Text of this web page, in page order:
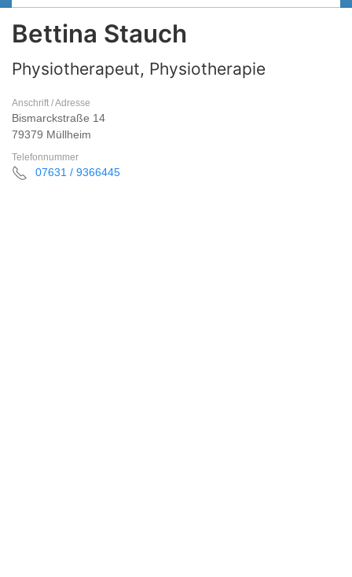
Bettina Stauch
Physiotherapeut, Physiotherapie
Anschrift / Adresse
Bismarckstraße 14
79379 Müllheim
Telefonnummer
07631 / 9366445